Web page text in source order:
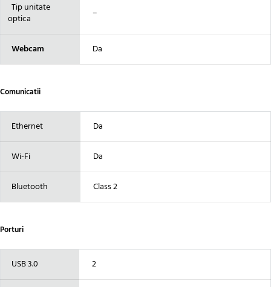
Tip unitate
optica
–
Webcam Da
Comunicatii
Ethernet Da
Wi-Fi Da
Bluetooth Class 2
Porturi
USB 3.0 2